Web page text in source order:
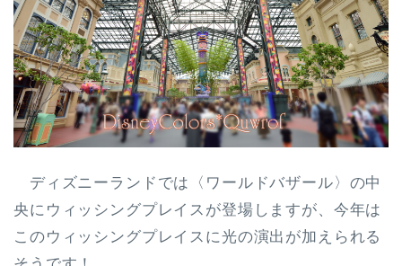
ディズニーランドでは〈ワールドバザール〉の中
央にウィッシングプレイスが登場しますが、今年は
このウィッシングプレイスに光の演出が加えられる